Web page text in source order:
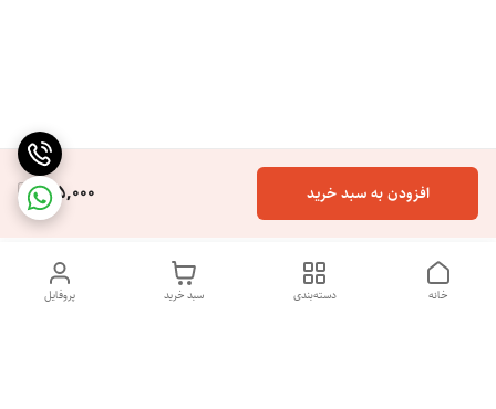
165,000 افزودن به سبد خرید
پروفایل سبد خرید دسته‌بندی خانه